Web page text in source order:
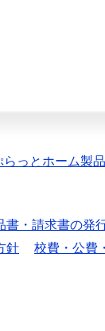
らっとホーム製品
書・請求書の発
針 校費・公費